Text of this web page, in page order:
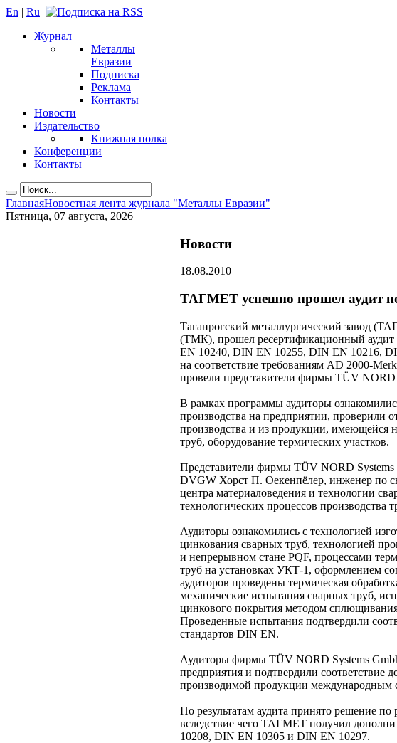
En | Ru
Журнал
Металлы
Евразии
Подписка
Реклама
Контакты
Новости
Издательство
Книжная полка
Конференции
Контакты
ГлавнаяНовостная лента журнала "Металлы Евразии"
Пятница, 07 августа, 2026
Новости
18.08.2010
ТАГМЕТ успешно прошел аудит
Таганрогский металлургический завод
(ТМК), прошел ресертификационный аудит
EN 10240, DIN EN 10255, DIN EN 10216,
на соответствие требованиям AD 2000-
провели представители фирмы TÜV
В рамках программы аудиторы
производства на предприятии, проверили
производства и из продукции, имеющейся
труб, оборудование термических участков.
Представители фирмы TÜV NORD Systems
DVGW Хорст П. Оекенпёлер, инженер по
центра материаловедения и технологии
технологических процессов производства
Аудиторы ознакомились с технологией
цинкования сварных труб, технологией
и непрерывном стане PQF, процессами
труб на установках УКТ-1, оформлением
аудиторов проведены термическая
механические испытания сварных труб,
цинкового покрытия методом
Проведенные испытания подтвердили
стандартов DIN EN.
Аудиторы фирмы TÜV NORD Systems
предприятия и подтвердили
производимой продукции международным
По результатам аудита принято решение
вследствие чего ТАГМЕТ получил
10208, DIN EN 10305 и DIN EN 10297.